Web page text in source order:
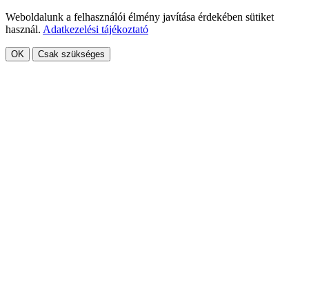
Weboldalunk a felhasználói élmény javítása érdekében sütiket
használ. Adatkezelési tájékoztató
OK Csak szükséges